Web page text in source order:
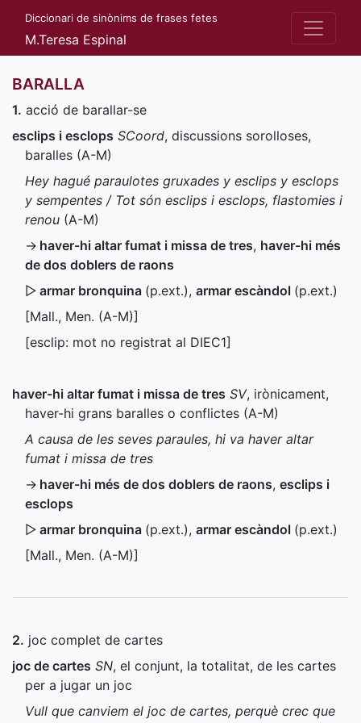
Diccionari de sinònims de frases fetes
M.Teresa Espinal
BARALLA
1. acció de barallar-se
esclips i esclops SCoord, discussions sorolloses,
baralles (A-M)
Hey hagué paraulotes gruxades y esclips y esclops
y sempentes / Tot són esclips i esclops, flastomies i
renou (A-M)
→ haver-hi altar fumat i missa de tres, haver-hi més
de dos doblers de raons
▷ armar bronquina (p.ext.), armar escàndol (p.ext.)
[Mall., Men. (A-M)]
[esclip: mot no registrat al DIEC1]
haver-hi altar fumat i missa de tres SV, irònicament,
haver-hi grans baralles o conflictes (A-M)
A causa de les seves paraules, hi va haver altar
fumat i missa de tres
→ haver-hi més de dos doblers de raons, esclips i
esclops
▷ armar bronquina (p.ext.), armar escàndol (p.ext.)
[Mall., Men. (A-M)]
2. joc complet de cartes
joc de cartes SN, el conjunt, la totalitat, de les cartes
per a jugar un joc
Vull que canviem el joc de cartes, perquè crec que